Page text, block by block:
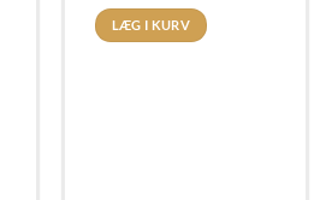
LÆG I KURV